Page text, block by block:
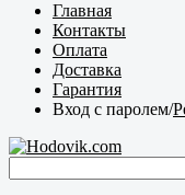
Главная
Контакты
Оплата
Доставка
Гарантия
Вход с паролем/